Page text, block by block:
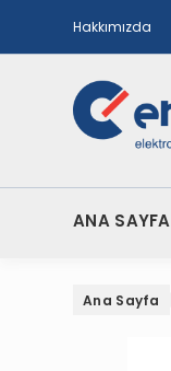
Hakkımızda
ANA SAYFA
Ana Sayfa